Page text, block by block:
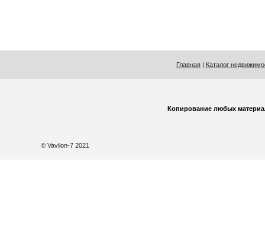
Главная| Каталог
Копирование любых
© Vavilon-7 2021